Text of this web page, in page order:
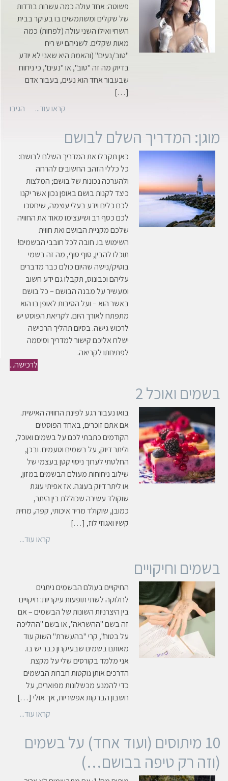
פשוטה: אחד עולה כמה עשרות בודדות
של שקלים ומשתמשים בו בעיקר בבית
השחי ואילו השני עולה (לפחות) כמה
מאות שקלים. לשניהם יש ריח
"טוב/נעים" (והאמת היא שאני לא יודע
בדיוק מה זה "טוב", או "נעים", כי ניחוח
שבעבור אחד הוא נעים, בעבור אדם
[…]
קראו עוד...
הגיבו
מוגן: המדריך השלם לבושם
כאן תקבלו את המדריך השלם לבושם:
כל כללי הזהב החשובים להרחה
ולהערכה נכונות של בושם; המלצות
כיצד לקנות בושם באופן נכון אשר יקנו
לכם כלים וידע בעלי עוצמה, שיחסכו
לכם כסף רב ושיעצימו מאוד את החוויה
שלכם מקניית הבושם ואת חווית
השימוש בו. חובה לכל חובבי הבשמים!
תוכלו להבין, סוף סוף, מה זה בשמי
בוטיק/נישה שהיום כולם כבר מדברים
עליהם וכבונוס, תקבלו גם ידע חשוב
ומעשיר על מבנה הבושם – כל בושם
באשר הוא – ועל הסיבות לאופן בו הוא
מתפתח לאורך היום. לקריאת הפוסט יש
לרכוש גישה. בסיום תהליך הרכישה
ישלח אליכם קישור למדריך וסיסמה
לפתיחתו לקריאה.
לרכישה...
בשמים ואוכל 2
בואו נעבור רגע לפינת החוויה האישית.
אם אתם זוכרים, באחד הפוסטים
הקודמים כתבתי לכם על בשמים ואוכל,
וליתר דיוק, על בשמים וטעמים. ובכן,
החלטתי לערוך ניסוי קטן בעצמי של
שילוב ניחוחות מעולם הבשמים במזון,
או ליתר דיוק בעוגה. אז אפיתי עוגת
שוקולד עשירה שכוללת בין היתר,
כמובן, שוקולד מריר איכותי, קפה, מחית
קשיו ואגוזי לוז, […]
קראו עוד...
בשמים וחיקויים
החיקויים בעולם הבשמים ניתנים
לחלוקה לשתי תופעות עיקריות: חיקויים
בין היצרניות השונות של הבשמים – אם
זה בשם "ההשראה", או בשם "ההליכה
על בטוח", קרי "בהעשרת" השוק עוד
מאותם בשמים שבעיקרון כבר יש בו.
אני מלמד בקורסים שלי על מקצת
הדרכים אותן נוקטות חברות הבשמים
כדי להמנע מכשלונות מפוארים, על
חשבון הברקות אפשריות, אך אולי […]
קראו עוד...
10 מיתוסים (ועוד אחד) על בשמים
(וזה רק טיפה בבושם…)